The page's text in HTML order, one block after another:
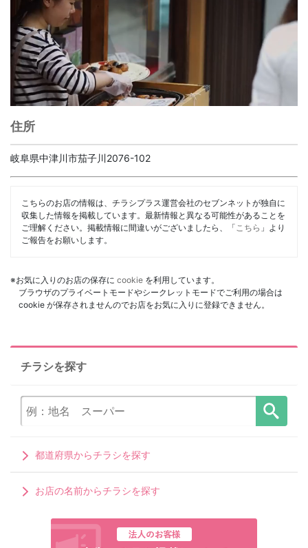
住所
岐阜県中津川市茄子川2076-102
こちらのお店の情報は、チラシプラス運営会社のセブンネットが独自に
収集した情報を掲載しています。最新情報と異なる可能性があることを
ご理解ください。掲載情報に間違いがございましたら、「 こちら 」より
ご報告をお願いします。
※お気に入りのお店の保存に cookie を利用しています。
ブラウザのプライベートモードやシークレットモードでご利用の場合は
cookie が保存されませんのでお店をお気に入りに登録できません。
チラシを探す
都道府県からチラシを探す
お店の名前からチラシを探す